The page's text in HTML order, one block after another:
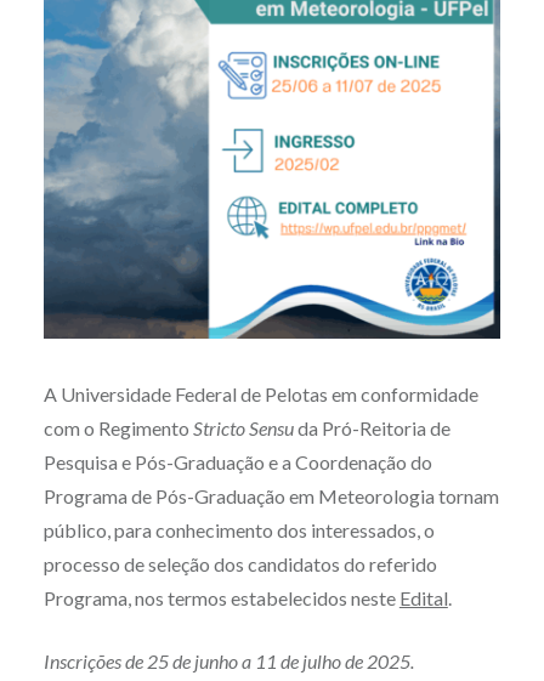
A Universidade Federal de Pelotas em conformidade
com o Regimento Stricto Sensuda Pró-Reitoria de
Pesquisa e Pós-Graduação e a Coordenação do
Programa de Pós-Graduação em Meteorologia tornam
público, para conhecimento dos interessados, o
processo de seleção dos candidatos do referido
Programa, nos termos estabelecidos neste Edital.
Inscrições de 25 de junho a 11 de julho de 2025.